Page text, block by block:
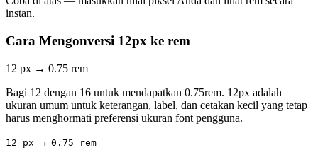
instan.
Cara Mengonversi 12px ke rem
12 px → 0.75 rem
Bagi 12 dengan 16 untuk mendapatkan 0.75rem. 12px adalah
ukuran umum untuk keterangan, label, dan cetakan kecil yang tetap
harus menghormati preferensi ukuran font pengguna.
12 px → 0.75 rem